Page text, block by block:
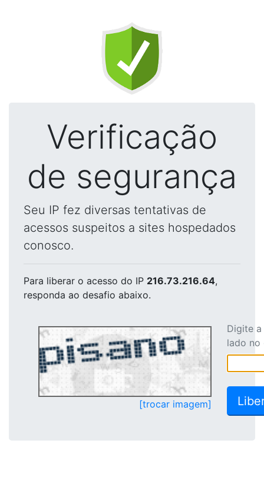
Verificação
de segurança
Seu IP fez diversas tentativas de
acessos suspeitos a sites hospedados
conosco.
Para liberar o acesso do IP 216.73.216.64,
responda ao desafio abaixo.
[trocar imagem]
Digite
lado no